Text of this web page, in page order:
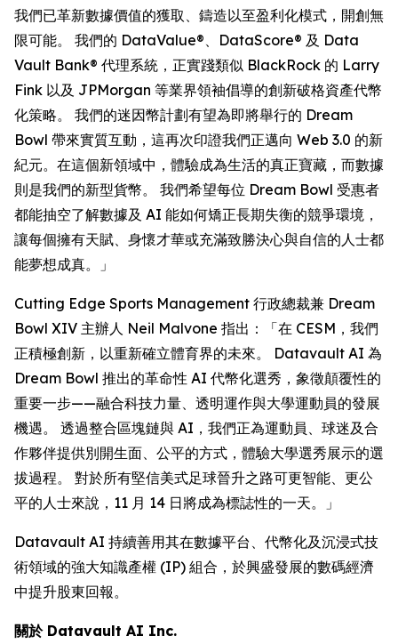
我們已革新數據價值的獲取、鑄造以至盈利化模式，開創無
限可能。 我們的 DataValue®、DataScore® 及 Data
Vault Bank® 代理系統，正實踐類似 BlackRock 的 Larry
Fink 以及 JPMorgan 等業界領袖倡導的創新破格資產代幣
化策略。 我們的迷因幣計劃有望為即將舉行的 Dream
Bowl 帶來實質互動，這再次印證我們正邁向 Web 3.0 的新
紀元。在這個新領域中，體驗成為生活的真正寶藏，而數據
則是我們的新型貨幣。 我們希望每位 Dream Bowl 受惠者
都能抽空了解數據及 AI 能如何矯正長期失衡的競爭環境，
讓每個擁有天賦、身懷才華或充滿致勝決心與自信的人士都
能夢想成真。」
Cutting Edge Sports Management 行政總裁兼 Dream
Bowl XIV 主辦人 Neil Malvone 指出：「在 CESM，我們
正積極創新，以重新確立體育界的未來。 Datavault AI 為
Dream Bowl 推出的革命性 AI 代幣化選秀，象徵顛覆性的
重要一步——融合科技力量、透明運作與大學運動員的發展
機遇。 透過整合區塊鏈與 AI，我們正為運動員、球迷及合
作夥伴提供別開生面、公平的方式，體驗大學選秀展示的選
拔過程。 對於所有堅信美式足球晉升之路可更智能、更公
平的人士來說，11 月 14 日將成為標誌性的一天。」
Datavault AI 持續善用其在數據平台、代幣化及沉浸式技
術領域的強大知識產權 (IP) 組合，於興盛發展的數碼經濟
中提升股東回報。
關於 Datavault AI Inc.